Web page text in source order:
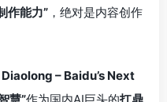
作能力” ，绝对是内容创作
– Baidu’s Next
慧”作为国内AI巨头的扛鼎